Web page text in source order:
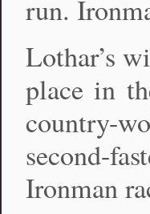
run.
Lothar’s
place in
country-
second-
Ironman